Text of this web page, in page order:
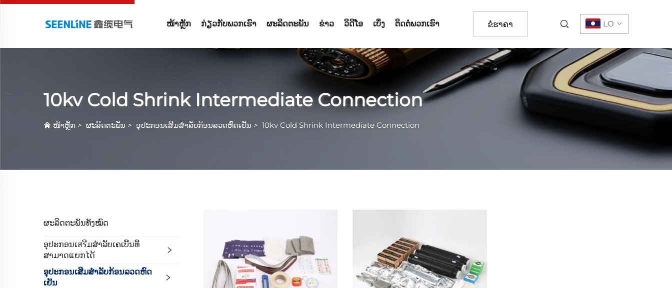
ໜ້າຫຼັກ ກ່ຽວກັບພວກເຮົາ ຜະລິດຕະພັນ ຂ່າວ ວິດີໂອ ເບິ່ງ ຕິດຕໍ່ພວກເຮົາ ຂໍຮາຄາ LO
10kv Cold Shrink Intermediate Connection
ໜ້າຫຼັກ > ຜະລິດຕະພັນ > ອຸປະກອນເສີມສໍາລັບກ້ອນລວດຫົດເຢັນ > 10kv Cold Shrink Intermediate Connection
ຜະລິດຕະພັນທັງໝົດ
ອຸປະກອນເสรີມສໍາລັບເຄເບີ້ນທີ່
ສາມາດແຍກໄດ້
ອຸປະກອນເສີມສໍາລັບກ້ອນລວດຫົດ
ເຢັນ